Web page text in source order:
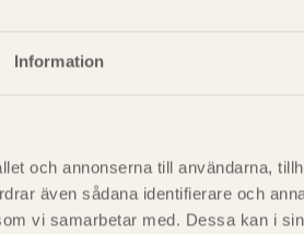
Information
och annonserna till användarna,
även sådana identifierare och
vi samarbetar med. Dessa kan i
och deras